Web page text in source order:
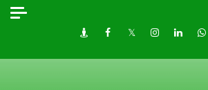
Skip
DraugiemFacebook
TwitterInstagram